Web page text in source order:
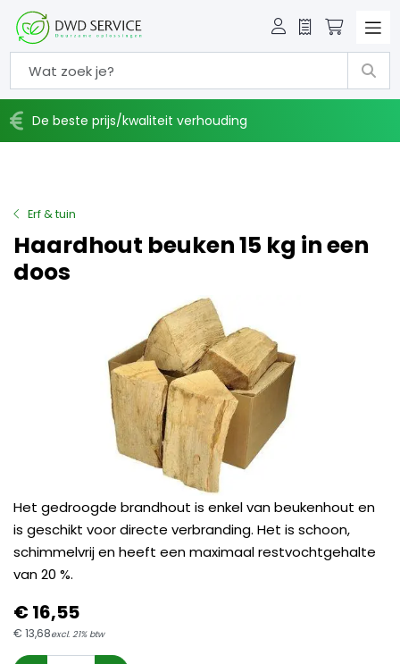
Offerte
De beste prijs/kwaliteit verhouding
Erf & tuin
Haardhout beuken 15 kg in een
doos
Het gedroogde brandhout is enkel van beukenhout en
is geschikt voor directe verbranding. Het is schoon,
schimmelvrij en heeft een maximaal restvochtgehalte
van 20 %.
€16,55
€ 13,68excl. 21% btw